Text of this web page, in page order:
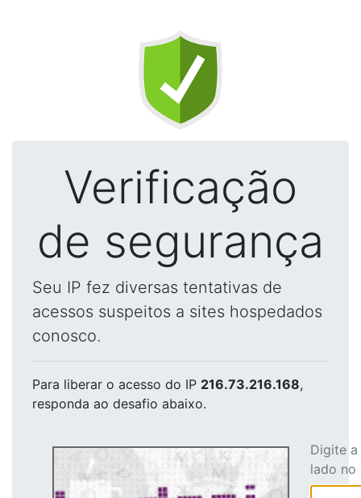
Verificação
de segurança
Seu IP fez diversas tentativas de
acessos suspeitos a sites hospedados
conosco.
Para liberar o acesso do IP 216.73.216.168,
responda ao desafio abaixo.
Digite
lado no